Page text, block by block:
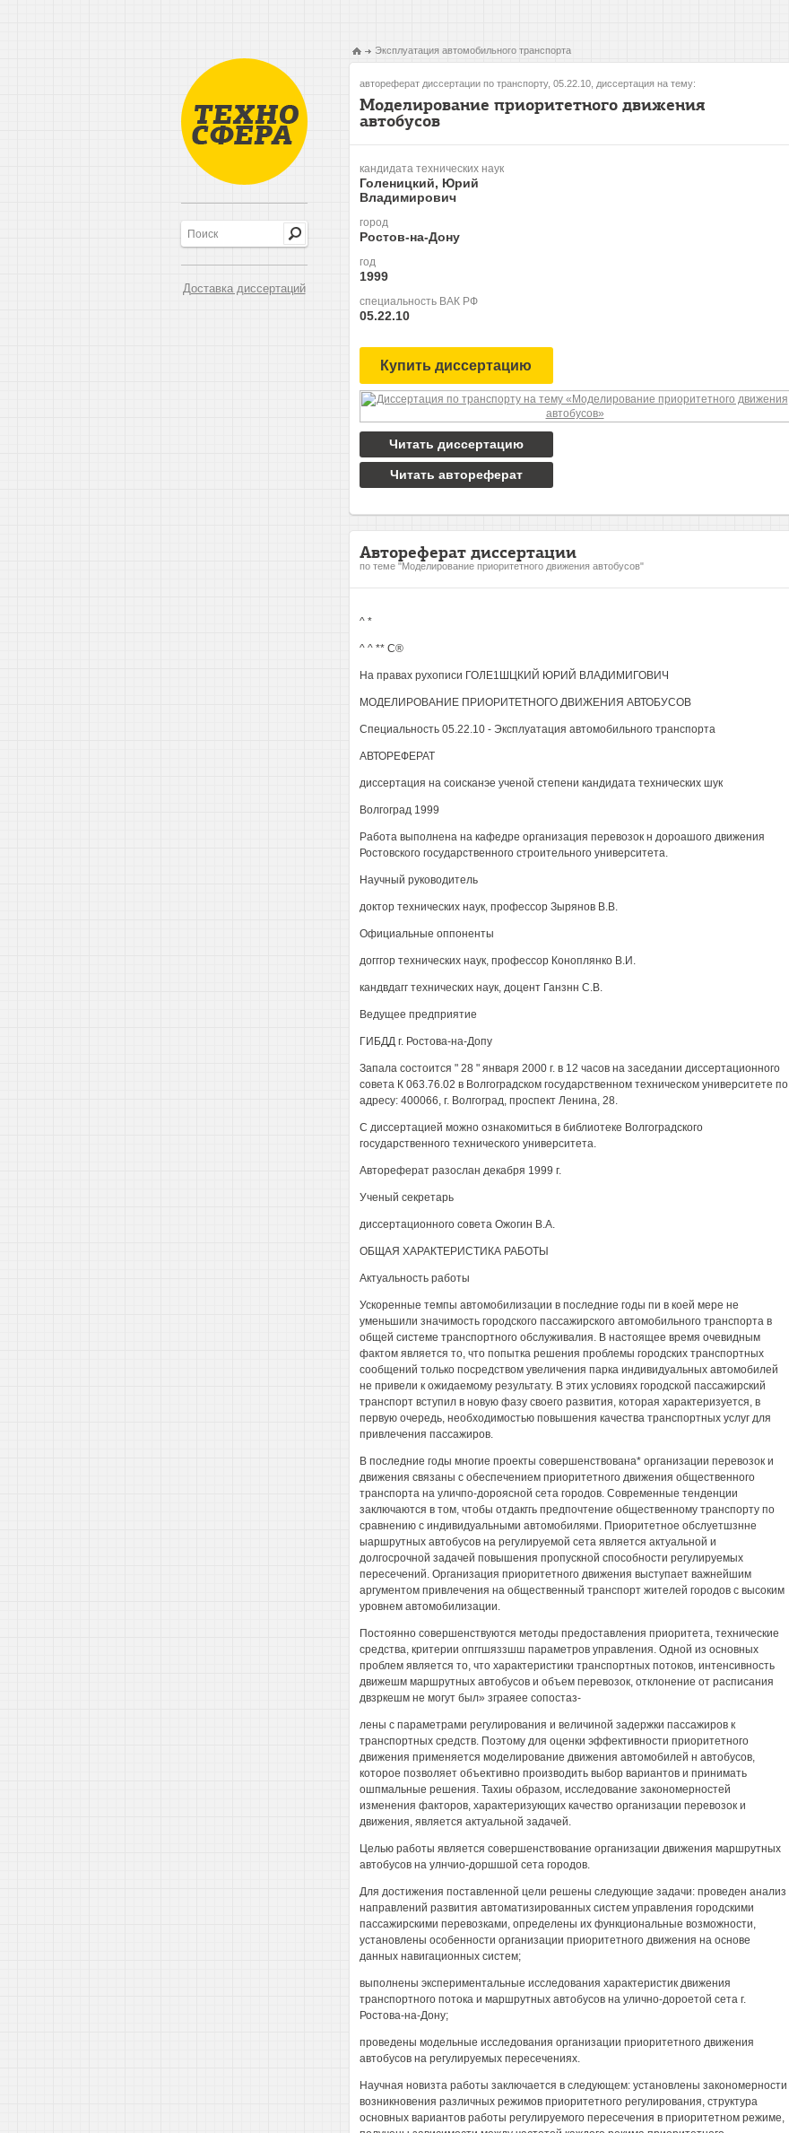
Доставка диссертаций
Эксплуатация автомобильного транспорта
автореферат диссертации по транспорту, 05.22.10, диссертация на тему:
Моделирование приоритетного движения
автобусов
кандидата технических наук
Голеницкий, Юрий
Владимирович
город
Ростов-на-Дону
год
1999
специальность ВАК РФ
05.22.10
Купить диссертацию
Читать диссертацию
Читать автореферат
Автореферат диссертации
по теме "Моделирование приоритетного движения автобусов"
^ *
^ ^ ** С®
На правах рухописи ГОЛЕ1ШЦКИЙ ЮРИЙ ВЛАДИМИГОВИЧ
МОДЕЛИРОВАНИЕ ПРИОРИТЕТНОГО ДВИЖЕНИЯ АВТОБУСОВ
Специальность 05.22.10 - Эксплуатация автомобильного транспорта
АВТОРЕФЕРАТ
диссертация на соисканэе ученой степени кандидата технических шук
Волгоград 1999
Работа выполнена на кафедре организация перевозок н дороашого движения
Ростовского государственного строительного университета.
Научный руководитель
доктор технических наук, профессор Зырянов В.В.
Официальные оппоненты
догггор технических наук, профессор Коноплянко В.И.
кандвдагг технических наук, доцент Ганзнн С.В.
Ведущее предприятие
ГИБДД г. Ростова-на-Допу
Запала состоится " 28 " января 2000 г. в 12 часов на заседании диссертационного
совета К 063.76.02 в Волгоградском государственном техническом университете по
адресу: 400066, г. Волгоград, проспект Ленина, 28.
С диссертацией можно ознакомиться в библиотеке Волгоградского
государственного технического университета.
Автореферат разослан декабря 1999 г.
Ученый секретарь
диссертационного совета Ожогин В.А.
ОБЩАЯ ХАРАКТЕРИСТИКА РАБОТЫ
Актуальность работы
Ускоренные темпы автомобилизации в последние годы пи в коей мере не
уменьшили значимость городского пассажирского автомобильного транспорта в
общей системе транспортного обслуживалия. В настоящее время очевидным
фактом является то, что попытка решения проблемы городских транспортных
сообщений только посредством увеличения парка индивидуальных автомобилей
не привели к ожидаемому результату. В этих условиях городской пассажирский
транспорт вступил в новую фазу своего развития, которая характеризуется, в
первую очередь, необходимостью повышения качества транспортных услуг для
привлечения пассажиров.
В последние годы многие проекты совершенствована* организации перевозок и
движения связаны с обеспечением приоритетного движения общественного
транспорта на уличпо-дороясной сета городов. Современные тенденции
заключаются в том, чтобы отдакггь предпочтение общественному транспорту по
сравнению с индивидуальными автомобилями. Приоритетное обслуетшзнне
ыаршрутных автобусов на регулируемой сета является актуальной и
долгосрочной задачей повышения пропускной способности регулируемых
пересечений. Организация приоритетного движения выступает важнейшим
аргументом привлечения на общественный транспорт жителей городов с высоким
уровнем автомобилизации.
Постоянно совершенствуются методы предоставления приоритета, технические
средства, критерии опггшяззшш параметров управления. Одной из основных
проблем является то, что характеристики транспортных потоков, интенсивность
движешм маршрутных автобусов и объем перевозок, отклонение от расписания
двзркешм не могут был» зграяее сопостаз-
лены с параметрами регулирования и величиной задержки пассажиров к
транспортных средств. Поэтому для оценки эффективности приоритетного
движения применяется моделирование движения автомобилей н автобусов,
которое позволяет объективно производить выбор вариантов и принимать
ошпмальные решения. Тахиы образом, исследование закономерностей
изменения факторов, характеризующих качество организации перевозок и
движения, является актуальной задачей.
Целью работы является совершенствование организации движения маршрутных
автобусов на улнчио-доршшой сета городов.
Для достижения поставленной цели решены следующие задачи: проведен анализ
направлений развития автоматизированных систем управления городскими
пассажирскими перевозками, определены их функциональные возможности,
установлены особенности организации приоритетного движения на основе
данных навигационных систем;
выполнены экспериментальные исследования характеристик движения
транспортного потока и маршрутных автобусов на улично-дороетой сета г.
Ростова-на-Дону;
проведены модельные исследования организации приоритетного движения
автобусов на регулируемых пересечениях.
Научная новизта работы заключается в следующем: установлены закономерности
возникновения различных режимов приоритетного регулирования, структура
основных вариантов работы регулируемого пересечения в приоритетном режиме,